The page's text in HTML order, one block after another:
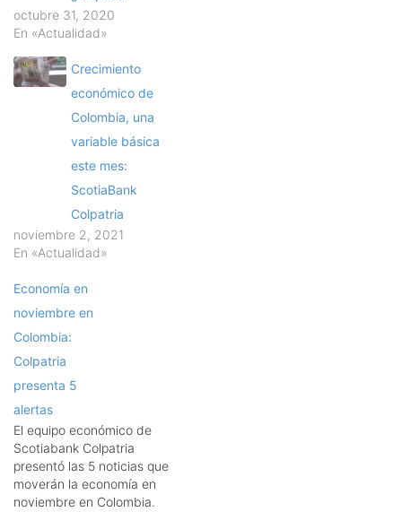
octubre 31, 2020
En «Actualidad»
Crecimiento
económico de
Colombia, una
variable básica
este mes:
ScotiaBank
Colpatria
noviembre 2, 2021
En «Actualidad»
Economía en
noviembre en
Colombia:
Colpatria
presenta 5
alertas
El equipo económico de
Scotiabank Colpatria
presentó las 5 noticias que
moverán la economía en
noviembre en Colombia.